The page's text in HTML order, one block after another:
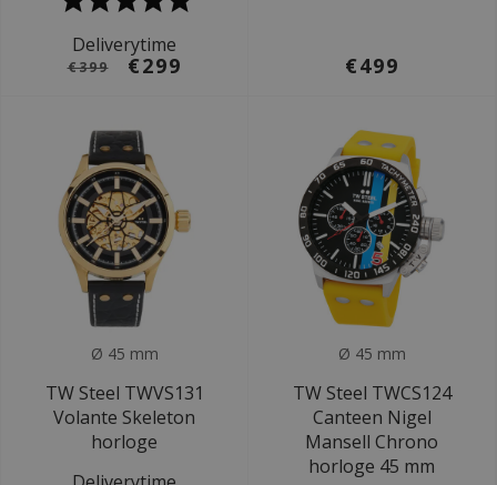
Deliverytime
€399 €299 €499
Ø 45 mm
TW Steel TWVS131
Volante Skeleton
horloge
Ø 45 mm
TW Steel TWCS124
Canteen Nigel
Mansell Chrono
horloge 45 mm